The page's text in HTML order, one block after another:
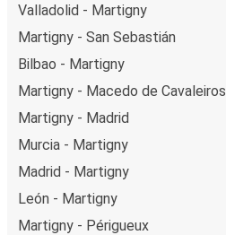
Valladolid - Martigny
Martigny - San Sebastián
Bilbao - Martigny
Martigny - Macedo de Cavaleiros
Martigny - Madrid
Murcia - Martigny
Madrid - Martigny
León - Martigny
Martigny - Périgueux